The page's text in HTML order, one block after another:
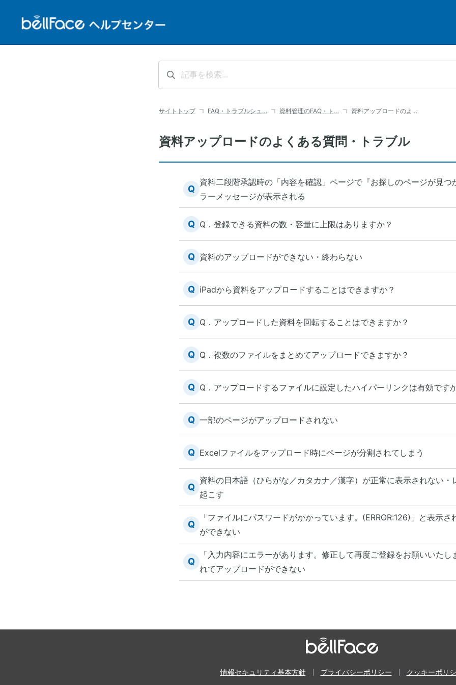
サイトトップ FAQ・トラブルシュ… 資料管理のFAQ・ト… 資料アップロードのよ…
資料アップロードのよくある質問・トラブル
Q
資料二段階承認時の「内容を確認」ページで『お探しのページが見つ
ラーメッセージが表示される
Q Q．登録できる資料の数・容量に上限はありますか？
Q 資料のアップロードができない・終わらない
Q iPadから資料をアップロードすることはできますか？
Q Q．アップロードした資料を回転することはできますか？
Q Q．複数のファイルをまとめてアップロードできますか？
Q Q．アップロードするファイルに設定したハイパーリンクは有効です
Q 一部のページがアップロードされない
Q Excelファイルをアップロード時にページが分割されてしまう
Q
資料の日本語（ひらがな／カタカナ／漢字）が正常に表示されない・
起こす
Q
「ファイルにパスワードがかかっています。(ERROR:126)」と表示さ
ができない
Q
「入力内容にエラーがあります。修正して再度ご登録をお願いいたし
れてアップロードができない
情報セキュリティ基本方針 プライバシーポリシー クッキーポリ